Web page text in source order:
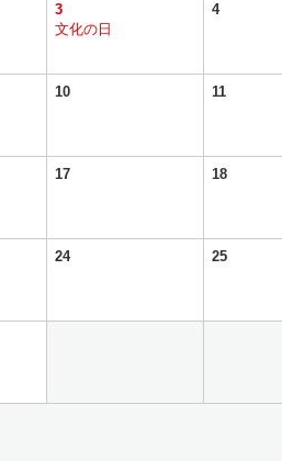
3
文化の日
4
10 11
17 18
24 25